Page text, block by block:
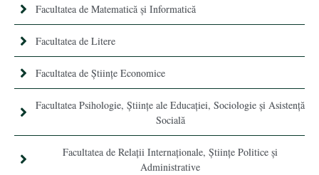
Facultatea de Matematică şi Informatică
Facultatea de Litere
Facultatea de Științe Economice
Facultatea Psihologie, Ştiinţe ale Educaţiei, Sociologie și Asistență
Socială
Facultatea de Relaţii Internaţionale, Ştiinţe Politice şi
Administrative